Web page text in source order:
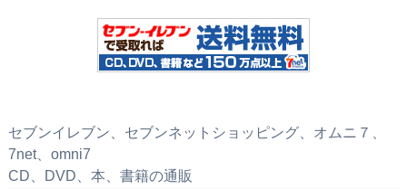
セブンイレブン、セブンネットショッピング、オムニ７、
7net、omni7
CD、DVD、本、書籍の通販